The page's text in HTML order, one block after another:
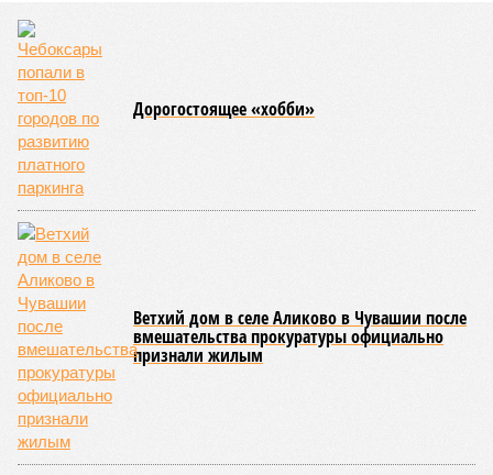
атрибутов на уровне правительства субъекта. Согласно
обнародованным материалам, введены удостоверения и
нагрудные знаки мастера спорта Чувашии международного
класса по керешу, а также мастера спорта Чувашии.
Параллельно с этим разработана полная разрядная сетка
по керешу, охватывающая все ступени от третьего
юношеского разряда до уровня кандидата в мастера
спорта. Такая структура призвана обеспечить системность
в подготовке юных атлетов и создать чёткие ориентиры
для последовательного повышения их квалификации.
Керешу представляет собой традиционное единоборство,
уходящее корнями в культуру чувашского народа. Схватка
проходит следующим образом: соперники располагаются
лицом друг к другу, при этом через пояс каждого из них
перекинуто специальное матерчатое полотенце;
удерживаясь за этот элемент экипировки, борцы вступают
в противоборство, основная задача которого заключается в
том, чтобы опрокинуть противника.